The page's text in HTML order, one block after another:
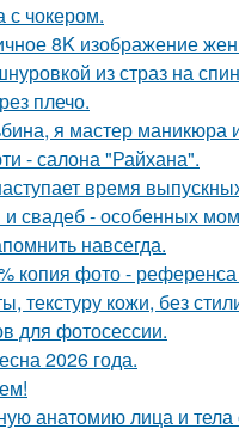
с чокером.
8K изображение
из страз на
плечо.
я мастер маникюра
- салона "Райхана".
время
и свадеб - особенных
навсегда.
копия фото - референса
текстуру кожи, без
для фотосессии.
2026 года.
анатомию лица и тела